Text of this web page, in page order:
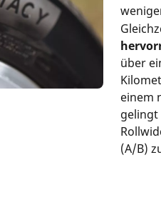
über
einem
gelingt
(A/B)